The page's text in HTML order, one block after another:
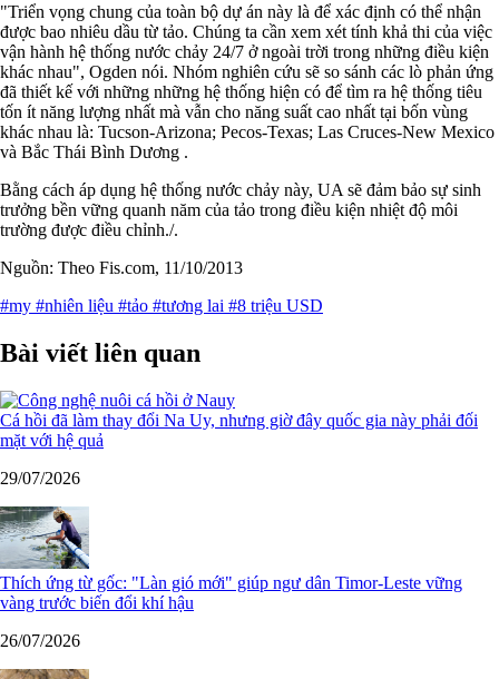
"Triển vọng chung của toàn bộ dự án này là để xác định có thể nhận
được bao nhiêu dầu từ tảo. Chúng ta cần xem xét tính khả thi của việc
vận hành hệ thống nước chảy 24/7 ở ngoài trời trong những điều kiện
khác nhau", Ogden nói. Nhóm nghiên cứu sẽ so sánh các lò phản ứng
đã thiết kế với những những hệ thống hiện có để tìm ra hệ thống tiêu
tốn ít năng lượng nhất mà vẫn cho năng suất cao nhất tại bốn vùng
khác nhau là: Tucson-Arizona; Pecos-Texas; Las Cruces-New Mexico
và Bắc Thái Bình Dương .
Bằng cách áp dụng hệ thống nước chảy này, UA sẽ đảm bảo sự sinh
trưởng bền vững quanh năm của tảo trong điều kiện nhiệt độ môi
trường được điều chỉnh./.
Nguồn: Theo Fis.com, 11/10/2013
#my #nhiên liệu #tảo #tương lai #8 triệu USD
Bài viết liên quan
Cá hồi đã làm thay đổi Na Uy, nhưng giờ đây quốc gia này phải đối
mặt với hệ quả
29/07/2026
Thích ứng từ gốc: "Làn gió mới" giúp ngư dân Timor-Leste vững
vàng trước biến đổi khí hậu
26/07/2026